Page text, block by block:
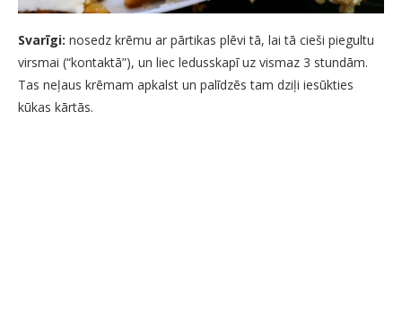
Svarīgi: nosedz krēmu ar pārtikas plēvi tā, lai tā cieši piegultu
virsmai (“kontaktā”), un liec ledusskapī uz vismaz 3 stundām.
Tas neļaus krēmam apkalst un palīdzēs tam dziļi iesūkties
kūkas kārtās.